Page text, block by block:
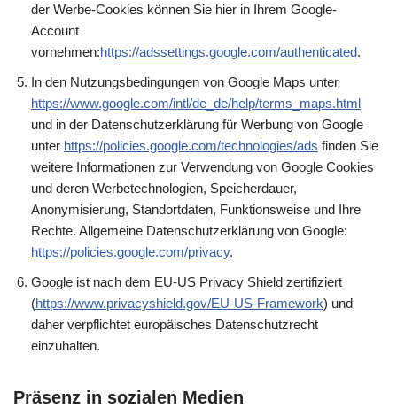
der Werbe-Cookies können Sie hier in Ihrem Google-
Account
vornehmen:https://adssettings.google.com/authenticated.
In den Nutzungsbedingungen von Google Maps unter
https://www.google.com/intl/de_de/help/terms_maps.html
und in der Datenschutzerklärung für Werbung von Google
unter https://policies.google.com/technologies/ads finden Sie
weitere Informationen zur Verwendung von Google Cookies
und deren Werbetechnologien, Speicherdauer,
Anonymisierung, Standortdaten, Funktionsweise und Ihre
Rechte. Allgemeine Datenschutzerklärung von Google:
https://policies.google.com/privacy.
Google ist nach dem EU-US Privacy Shield zertifiziert
(https://www.privacyshield.gov/EU-US-Framework) und
daher verpflichtet europäisches Datenschutzrecht
einzuhalten.
Präsenz in sozialen Medien